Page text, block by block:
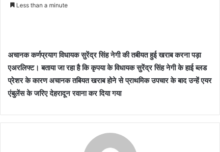
Less than a minute
अचानक कर्णप्रयाग विधायक सुरेंद्र सिंह नेगी की तबीयत हुई खराब करना पड़ा
एअरलिफ्ट। बताया जा रहा है कि कृपया के विधायक सुरेंद्र सिंह नेगी के हाई ब्लड
प्रेशर के कारण अचानक तबियत खराब होने से प्राथमिक उपचार के बाद उन्हें एयर
एंबुलेंस के जरिए देहरादून रवाना कर दिया गया